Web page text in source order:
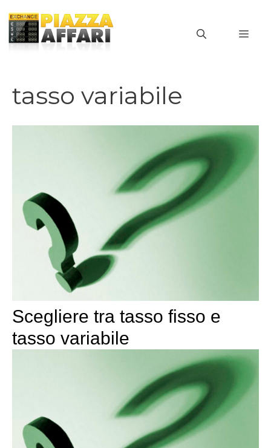
contenuto
tasso variabile
Scegliere tra tasso fisso e
tasso variabile